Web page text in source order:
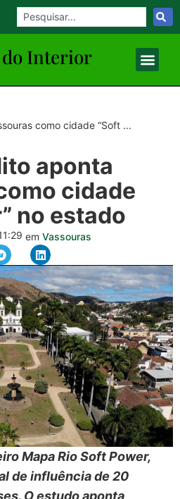
Interior
como cidade “Soft ...
aponta
cidade
no estado
em Vassouras
Mapa Rio Soft Power,
de influência de 20
O estudo aponta